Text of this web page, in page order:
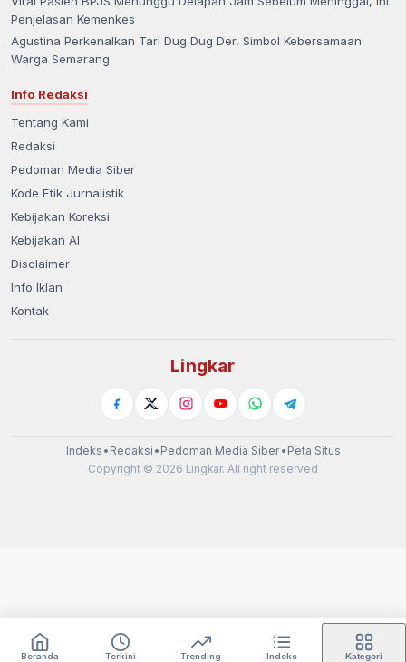
Beranda Terkini Trending Indeks Kategori
Penjelasan Kemenkes
Agustina Perkenalkan Tari Dug Dug Der, Simbol Kebersamaan
Warga Semarang
Info Redaksi
Tentang Kami
Redaksi
Pedoman Media Siber
Kode Etik Jurnalistik
Kebijakan Koreksi
Kebijakan AI
Disclaimer
Info Iklan
Kontak
Lingkar
Indeks • Redaksi • Pedoman Media Siber• Peta Situs
Copyright © 2026 Lingkar. All right reserved